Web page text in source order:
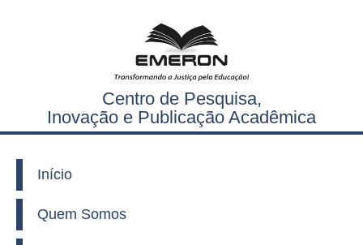
Centro de Pesquisa,
Inovação e Publicação Acadêmica
Início
Quem Somos